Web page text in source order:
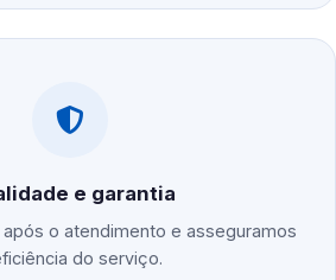
e garantia
o atendimento e asseguramos
do serviço.